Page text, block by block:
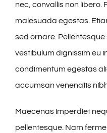
nec, convallis non libero.
malesuada egestas.
sed ornare. Pellentesque
vestibulum dignissim eu
condimentum egestas
accumsan venenatis
Maecenas imperdiet
pellentesque. Nam